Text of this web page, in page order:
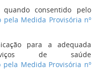
consentido pelo
pela Medida Provisória nº
para a adequada
de saúde
pela Medida Provisória nº